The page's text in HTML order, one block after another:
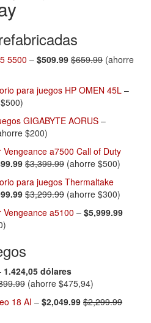
5500 – $509.99 $659.99 (ahorre
para juegos HP OMEN 45L –
GIGABYTE AORUS –
$200)
a7500 Call of Duty
$3,399.99 (ahorre $500)
para juegos Thermaltake
$3,299.99 (ahorre $300)
a5100 – $5,999.99
1.424,05 dólares
(ahorre $475,94)
18 AI – $2,049.99 $2,299.99